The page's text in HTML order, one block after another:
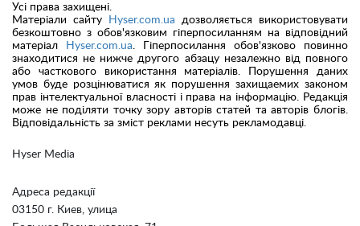
Hyser Media
Адреса редакції
03150 г. Киев, улица
Усі права захищені.
Матеріали сайту
Hyser.com.ua дозволяється використовувати
безкоштовно з обов'язковим гіперпосиланням на відповідний
матеріал
Hyser.com.ua. Гіперпосилання обов'язково повинно
знаходитися не нижче другого абзацу незалежно від повного
або часткового використання матеріалів. Порушення даних
умов буде розцінюватися як порушення захищаемих законом
прав інтелектуальної власності і права на інформацію. Редакція
може не поділяти точку зору авторів статей та авторів блогів.
Відповідальність за зміст реклами несуть рекламодавці.